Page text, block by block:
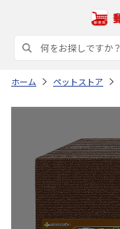
ホーム ペットストア